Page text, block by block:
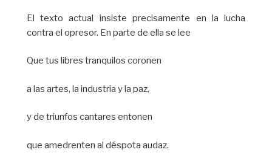
El texto actual insiste precisamente en la lucha
contra el opresor. En parte de ella se lee
Que tus libres tranquilos coronen
a las artes, la industria y la paz,
y de triunfos cantares entonen
que amedrenten al déspota audaz.